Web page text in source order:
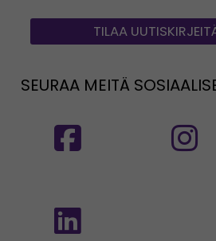
TILAA
SEURAA MEITÄ